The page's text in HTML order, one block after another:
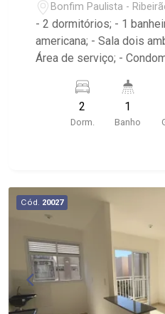
Bonfim Paulista -
- 2 dormitórios; - 1 banheiro
americana; - Sala dois ambientes; - Varanda; -
Área de serviço; -
Próximo à DaniBe
Bonfim, Baterias Batex,
Centro de Bonfim;
2
Dorm.
1
Banho
Cód. 20027